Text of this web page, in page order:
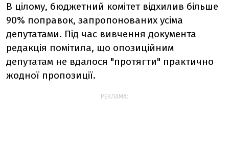
В цілому, бюджетний комітет відхилив більше
90% поправок, запропонованих усіма
депутатами. Під час вивчення документа
редакція помітила, що опозиційним
депутатам не вдалося "протягти" практично
жодної пропозиції.
РЕКЛАМА: